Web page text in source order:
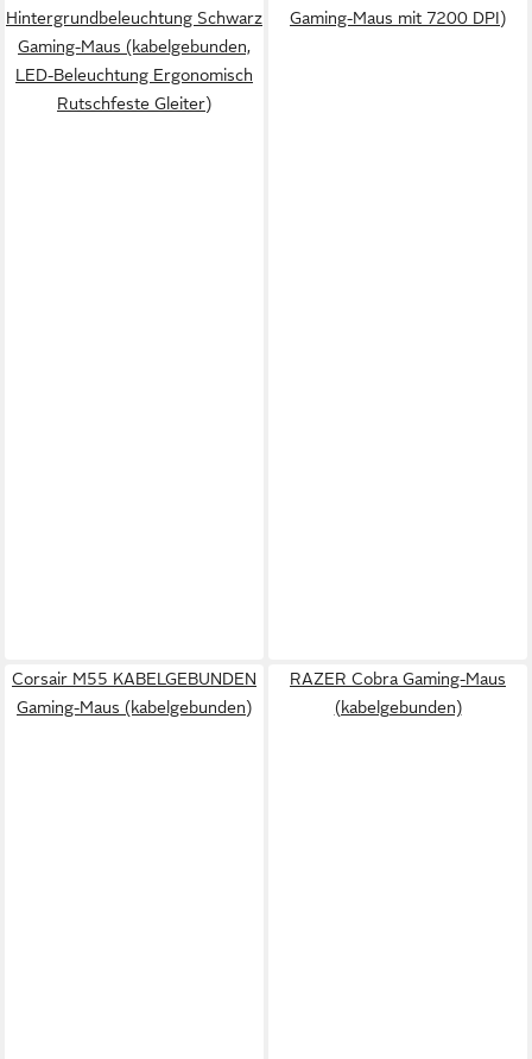
Hintergrundbeleuchtung Schwarz
Gaming-Maus (kabelgebunden,
LED-Beleuchtung Ergonomisch
Rutschfeste Gleiter)
Gaming-Maus mit 7200 DPI)
Corsair M55 KABELGEBUNDEN
Gaming-Maus (kabelgebunden)
RAZER Cobra Gaming-Maus
(kabelgebunden)